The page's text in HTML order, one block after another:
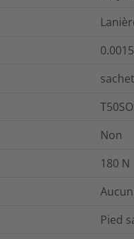
sachet
Non
180 N
Aucun
Pied